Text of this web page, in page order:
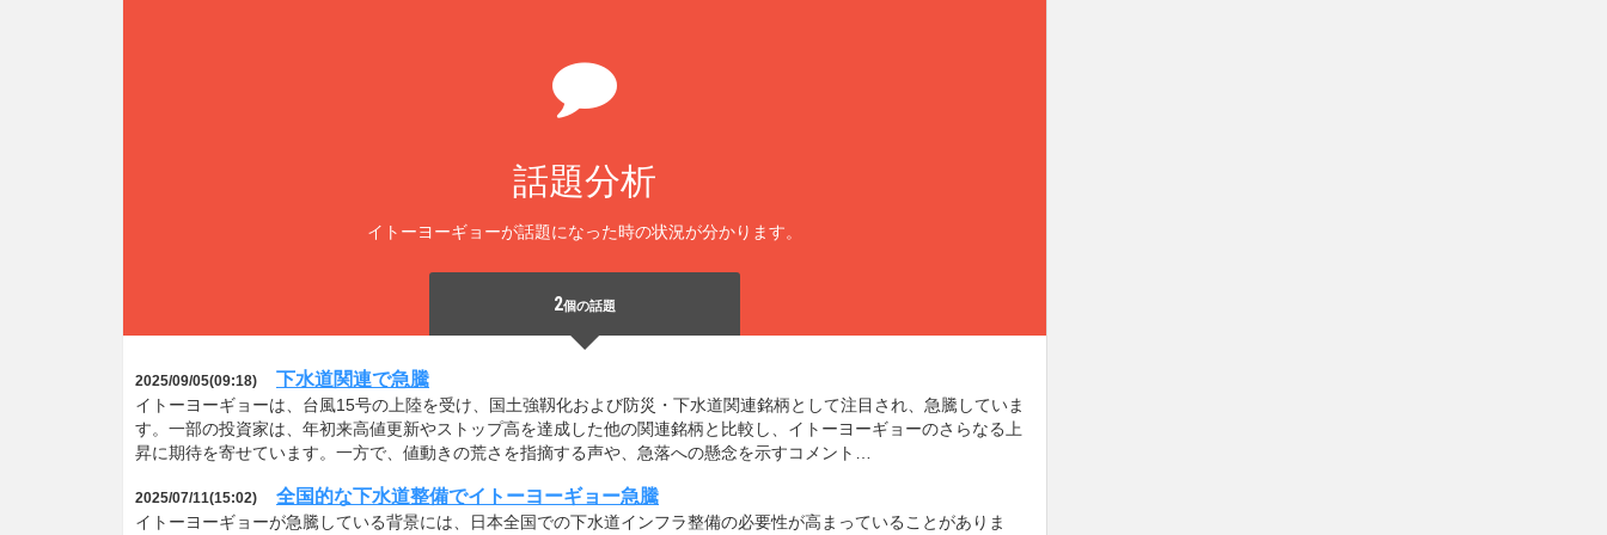
話題分析
イトーヨーギョーが話題になった時の状況が分かります。
2個の話題
2025/09/05(09:18) 下水道関連で急騰
イトーヨーギョーは、台風15号の上陸を受け、国土強靱化および防災・下水道関連銘柄として注目され、急騰していま
す。一部の投資家は、年初来高値更新やストップ高を達成した他の関連銘柄と比較し、イトーヨーギョーのさらなる上
昇に期待を寄せています。一方で、値動きの荒さを指摘する声や、急落への懸念を示すコメント…
2025/07/11(15:02) 全国的な下水道整備でイトーヨーギョー急騰
イトーヨーギョーが急騰している背景には、日本全国での下水道インフラ整備の必要性が高まっていることがありま